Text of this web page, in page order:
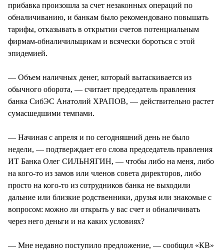
прибавка произошла за счет незаконных операций по
обналичиванию, и банкам было рекомендовано повышать
тарифы, отказывать в открытии счетов потенциальным
фирмам-обналичильщикам и всячески бороться с этой
эпидемией.
— Объем наличных денег, который вытаскивается из
обычного оборота, — считает председатель правления
банка СибЭС Анатолий ХРАПОВ, — действительно растет
сумасшедшими темпами.
— Начиная с апреля и по сегодняшний день не было
недели, — подтверждает его слова председатель правления
ИТ Банка Олег СИЛЬНЯГИН, — чтобы либо на меня, либо
на кого-то из замов или членов совета директоров, либо
просто на кого-то из сотрудников банка не выходили
дальние или близкие родственники, друзья или знакомые с
вопросом: можно ли открыть у вас счет и обналичивать
через него деньги и на каких условиях?
— Мне недавно поступило предложение, — сообщил «КВ»